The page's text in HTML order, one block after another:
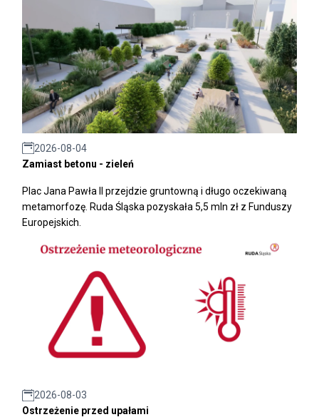
2026-08-04
Zamiast betonu - zieleń
Plac Jana Pawła II przejdzie gruntowną i długo oczekiwaną
metamorfozę. Ruda Śląska pozyskała 5,5 mln zł z Funduszy
Europejskich.
2026-08-03
Ostrzeżenie przed upałami